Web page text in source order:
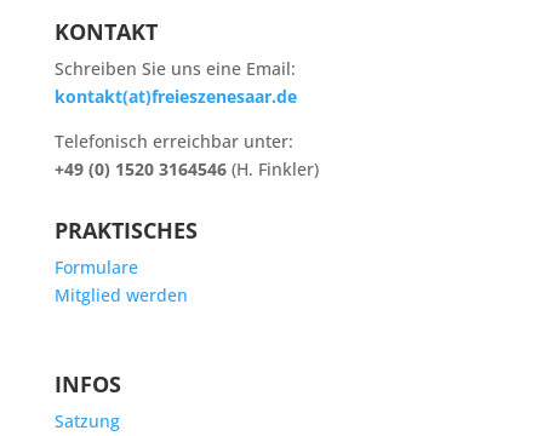
KONTAKT
Schreiben Sie uns eine Email:
kontakt(at)freieszenesaar.de
Telefonisch erreichbar unter:
+49 (0) 1520 3164546(H. Finkler)
PRAKTISCHES
Formulare
Mitglied werden
INFOS
Satzung